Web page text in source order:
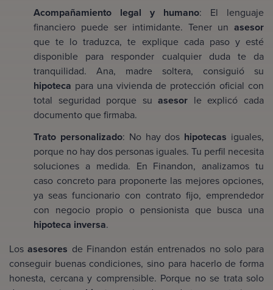
Acompañamiento legal y humano: El lenguaje
financiero puede ser intimidante. Tener un asesor
que te lo traduzca, te explique cada paso y esté
disponible para responder cualquier duda te da
tranquilidad. Ana, madre soltera, consiguió su
hipoteca para una vivienda de protección oficial con
total seguridad porque suasesor le explicó cada
documento que firmaba.
Trato personalizado: No hay dos hipotecas iguales,
porque no hay dos personas iguales. Tu perfil necesita
soluciones a medida. En Finandon, analizamos tu
caso concreto para proponerte las mejores opciones,
ya seas funcionario con contrato fijo, emprendedor
con negocio propio o pensionista que busca una
hipoteca inversa.
Losasesores de Finandon están entrenados no solo para
conseguir buenas condiciones, sino para hacerlo de forma
honesta, cercana y comprensible. Porque no se trata solo